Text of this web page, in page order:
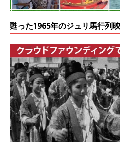
甦った1965年のジュリ馬行列